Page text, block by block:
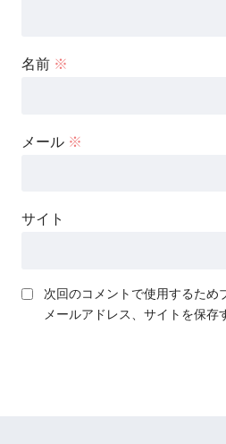
名前 ※
メール ※
サイト
次回のコメントで使用するため
メールアドレス、サイトを保存